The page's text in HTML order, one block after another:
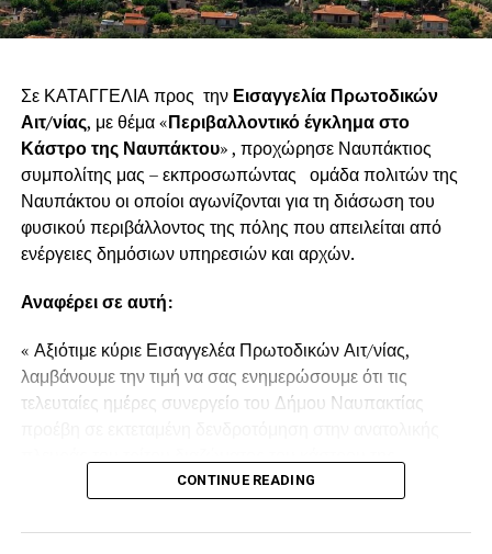
Σε ΚΑΤΑΓΓΕΛΙΑ προς την Εισαγγελία Πρωτοδικών
Αιτ/νίας, με θέμα «Περιβαλλοντικό έγκλημα στο
Κάστρο της Ναυπάκτου» , προχώρησε Ναυπάκτιος
συμπολίτης μας – εκπροσωπώντας ομάδα πολιτών της
Ναυπάκτου οι οποίοι αγωνίζονται για τη διάσωση του
φυσικού περιβάλλοντος της πόλης που απειλείται από
ενέργειες δημόσιων υπηρεσιών και αρχών.
Αναφέρει σε αυτή:
« Αξιότιμε κύριε Εισαγγελέα Πρωτοδικών Αιτ/νίας,
λαμβάνουμε την τιμή να σας ενημερώσουμε ότι τις
τελευταίες ημέρες συνεργείο του Δήμου Ναυπακτίας
Ναυπάκτου πάνω από τη Ντάπια Τσαούς.
Παρόμοια ενέργεια πραγματοποιήθηκε και το Καλοκαίρι
CONTINUE READING